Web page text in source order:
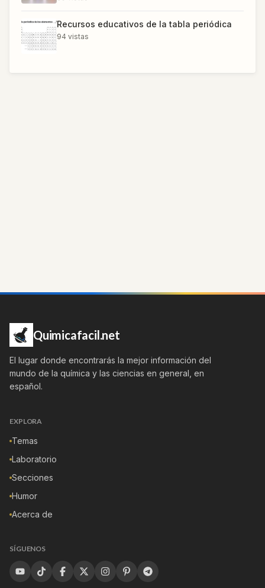
Recursos educativos de la tabla periódica
94 vistas
Quimicafacil.net
El lugar donde encontrarás la mejor información del
mundo de la química y las ciencias en general, en
español.
EXPLORA
Temas
Laboratorio
Secciones
Humor
Acerca de
SÍGUENOS